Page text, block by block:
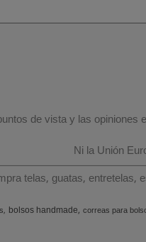
de vista y las
Ni la Unión
telas, guatas, entretelas,
bolsos handmade correas para